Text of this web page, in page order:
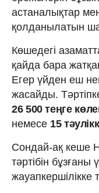
астаналықтар
қолданылатын
Көшедегі
қайда бара
Егер үйден еш
жасайды.
26 500 теңге
немесе 15
Сондай-ақ кеше
тәртібін
жауапкершілікке